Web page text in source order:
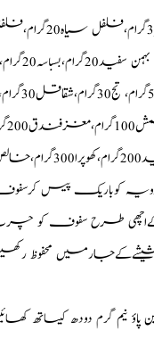
کوباریک پیس
کےاچھی طرح سفوف
محفوظ رکھیں
گرم دودھ کیساتھ